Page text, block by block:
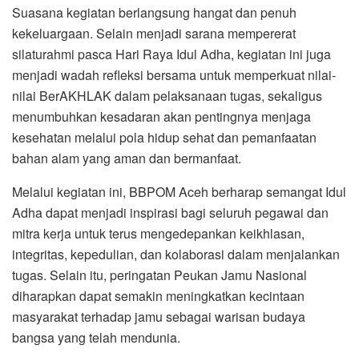
Suasana kegiatan berlangsung hangat dan penuh
kekeluargaan. Selain menjadi sarana mempererat
silaturahmi pasca Hari Raya Idul Adha, kegiatan ini juga
menjadi wadah refleksi bersama untuk memperkuat nilai-
nilai BerAKHLAK dalam pelaksanaan tugas, sekaligus
menumbuhkan kesadaran akan pentingnya menjaga
kesehatan melalui pola hidup sehat dan pemanfaatan
bahan alam yang aman dan bermanfaat.
Melalui kegiatan ini, BBPOM Aceh berharap semangat Idul
Adha dapat menjadi inspirasi bagi seluruh pegawai dan
mitra kerja untuk terus mengedepankan keikhlasan,
integritas, kepedulian, dan kolaborasi dalam menjalankan
tugas. Selain itu, peringatan Peukan Jamu Nasional
diharapkan dapat semakin meningkatkan kecintaan
masyarakat terhadap jamu sebagai warisan budaya
bangsa yang telah mendunia.